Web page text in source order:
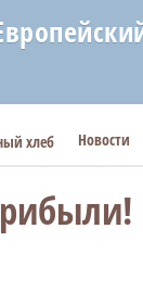
хлеб Новости